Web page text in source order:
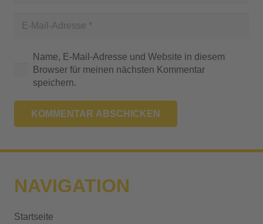
Name, E-Mail-Adresse und Website in diesem
Browser für meinen nächsten Kommentar
speichern.
KOMMENTAR ABSCHICKEN
l
e
n
NAVIGATION
Startseite